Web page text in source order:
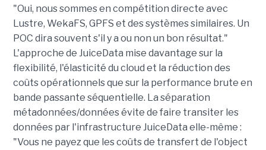
"Oui, nous sommes en compétition directe avec
Lustre, WekaFS, GPFS et des systèmes similaires. Un
POC dira souvent s'il y a ou non un bon résultat."
L'approche de JuiceData mise davantage sur la
flexibilité, l'élasticité du cloud et la réduction des
coûts opérationnels que sur la performance brute en
bande passante séquentielle. La séparation
métadonnées/données évite de faire transiter les
données par l'infrastructure JuiceData elle-même :
"Vous ne payez que les coûts de transfert de l'object